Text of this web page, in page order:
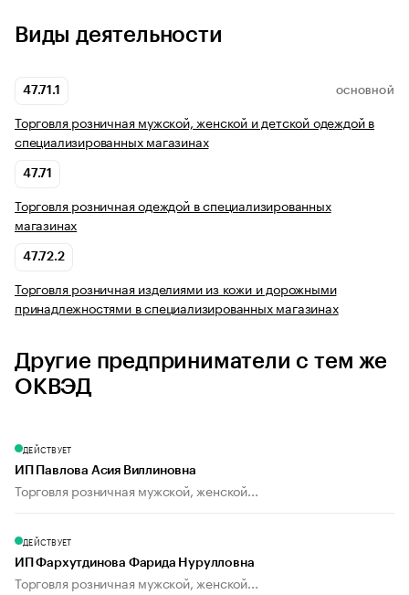
Виды деятельности
47.71.1 ОСНОВНОЙ
Торговля розничная мужской, женской и детской одеждой в
специализированных магазинах
47.71
Торговля розничная одеждой в специализированных
магазинах
47.72.2
Торговля розничная изделиями из кожи и дорожными
принадлежностями в специализированных магазинах
Другие предприниматели с тем же
ОКВЭД
ДЕЙСТВУЕТ
ИП Павлова Асия Виллиновна
Торговля розничная мужской, женской...
ДЕЙСТВУЕТ
ИП Фархутдинова Фарида Нурулловна
Торговля розничная мужской, женской...